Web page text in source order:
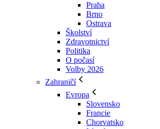
Praha
Brno
Ostrava
Školství
Zdravotnictví
Politika
O počasí
Volby 2026
Zahraničí
Evropa
Slovensko
Francie
Chorvatsko